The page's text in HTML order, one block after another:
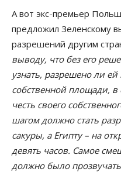
А вот экс-премьер
предложил Зеленскому
разрешений другим
выводу, что без его
узнать, разрешено ли
собственной площади, в
честь своего
шагом должно стать
сакуры, а Египту – на
девять часов. Самое
должно было